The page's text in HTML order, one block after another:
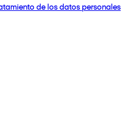
de los datos personales